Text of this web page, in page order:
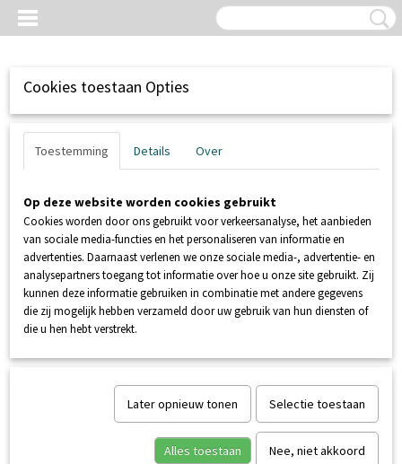
Inloggen Registreren
UW WINKELWAGEN
Sorteer op:
Cookies toestaan Opties
Toestemming Details Over
Op deze website worden cookies gebruikt
Cookies worden door ons gebruikt voor verkeersanalyse, het aanbieden
van sociale media-functies en het personaliseren van informatie en
advertenties. Daarnaast verlenen we onze sociale media-, advertentie- en
analysepartners toegang tot informatie over hoe u onze site gebruikt. Zij
kunnen deze informatie gebruiken in combinatie met andere gegevens
die zij mogelijk hebben verzameld door uw gebruik van hun diensten of
die u hen hebt verstrekt.
Later opnieuw tonen Selectie toestaan
Alles toestaan Nee, niet akkoord